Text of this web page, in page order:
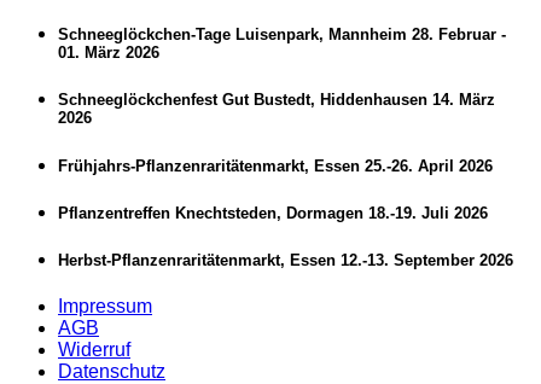
Schneeglöckchen-Tage Luisenpark, Mannheim 28. Februar -
01. März 2026
Schneeglöckchenfest Gut Bustedt, Hiddenhausen 14. März
2026
Frühjahrs-Pflanzenraritätenmarkt, Essen 25.-26. April 2026
Pflanzentreffen Knechtsteden, Dormagen 18.-19. Juli 2026
Herbst-Pflanzenraritätenmarkt, Essen 12.-13. September 2026
Impressum
AGB
Widerruf
Datenschutz